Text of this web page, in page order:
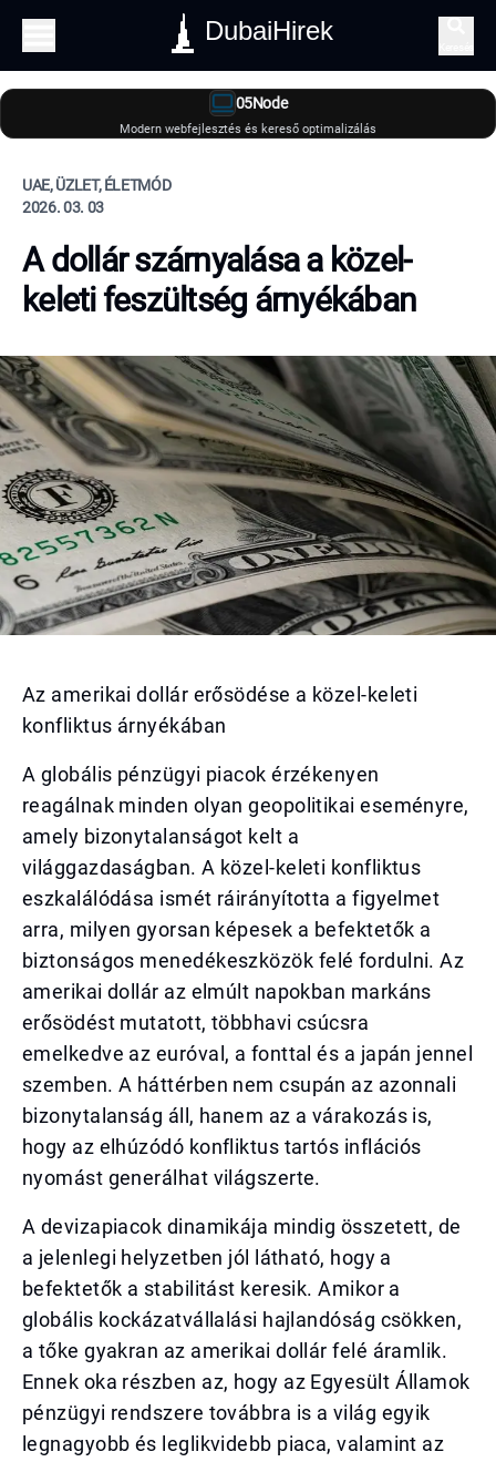
DubaiHirek
05Node
Modern webfejlesztés és kereső optimalizálás
UAE, ÜZLET, ÉLETMÓD
2026. 03. 03
A dollár szárnyalása a közel-
keleti feszültség árnyékában
Az amerikai dollár erősödése a közel-keleti
konfliktus árnyékában
A globális pénzügyi piacok érzékenyen
reagálnak minden olyan geopolitikai eseményre,
amely bizonytalanságot kelt a
világgazdaságban. A közel-keleti konfliktus
eszkalálódása ismét ráirányította a figyelmet
arra, milyen gyorsan képesek a befektetők a
biztonságos menedékeszközök felé fordulni. Az
amerikai dollár az elmúlt napokban markáns
erősödést mutatott, többhavi csúcsra
emelkedve az euróval, a fonttal és a japán jennel
szemben. A háttérben nem csupán az azonnali
bizonytalanság áll, hanem az a várakozás is,
hogy az elhúzódó konfliktus tartós inflációs
nyomást generálhat világszerte.
A devizapiacok dinamikája mindig összetett, de
a jelenlegi helyzetben jól látható, hogy a
befektetők a stabilitást keresik. Amikor a
globális kockázatvállalási hajlandóság csökken,
a tőke gyakran az amerikai dollár felé áramlik.
Ennek oka részben az, hogy az Egyesült Államok
pénzügyi rendszere továbbra is a világ egyik
legnagyobb és leglikvidebb piaca, valamint az